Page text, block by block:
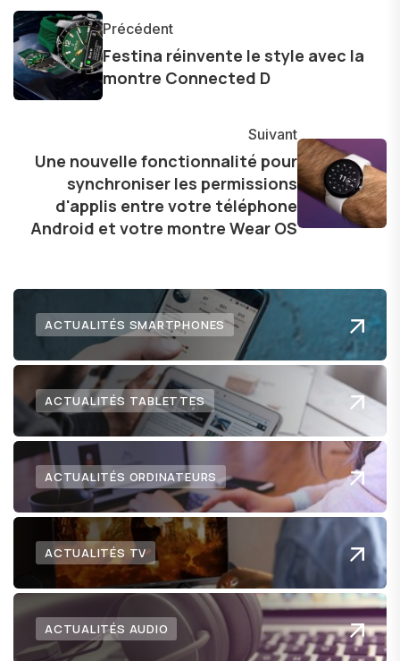
informations précises et pertinentes pour aider
les consommateurs à comprendre et à naviguer
dans le paysage technologique en constante
évolution.
Précédent
Festina réinvente le style avec la
montre Connected D
Suivant
Une nouvelle fonctionnalité pour
synchroniser les permissions
d'applis entre votre téléphone
Android et votre montre Wear OS
ACTUALITÉS SMARTPHONES
ACTUALITÉS TABLETTES
ACTUALITÉS ORDINATEURS
ACTUALITÉS TV
ACTUALITÉS AUDIO